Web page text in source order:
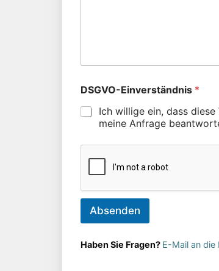
DSGVO-Einverständnis *
Ich willige ein, dass
meine Anfrage
Absenden
Haben Sie Fragen? E-Mail an die